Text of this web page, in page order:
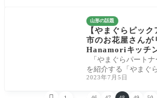
山形の話題
【やまぐらピッ
市のお花屋さんが
Hanamoriキッチ
「やまぐらパート
を紹介する「やまぐ
Hanamori 南陽山南店
2023年7月5日